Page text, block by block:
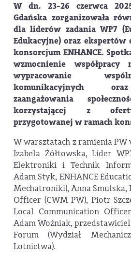
W dn. 23-26 czerwca
Gdańska zorganizowała
dla liderów zadania WP7
Edukacyjne) oraz
konsorcjum ENHANCE.
wzmocnienie współpracy
wypracowanie
komunikacyjnych
zaangażowania
korzystającej z
przygotowanej w ramach
W warsztatach z ramienia PW
Izabela Żółtowska, Lider
Elektroniki i Technik
Adam Styk, ENHANCE
Mechatroniki), Anna Smulska,
Officer (CWM PW), Piotr
Local Communication
Adam Woźniak,
Forum (Wydział
Lotnictwa).